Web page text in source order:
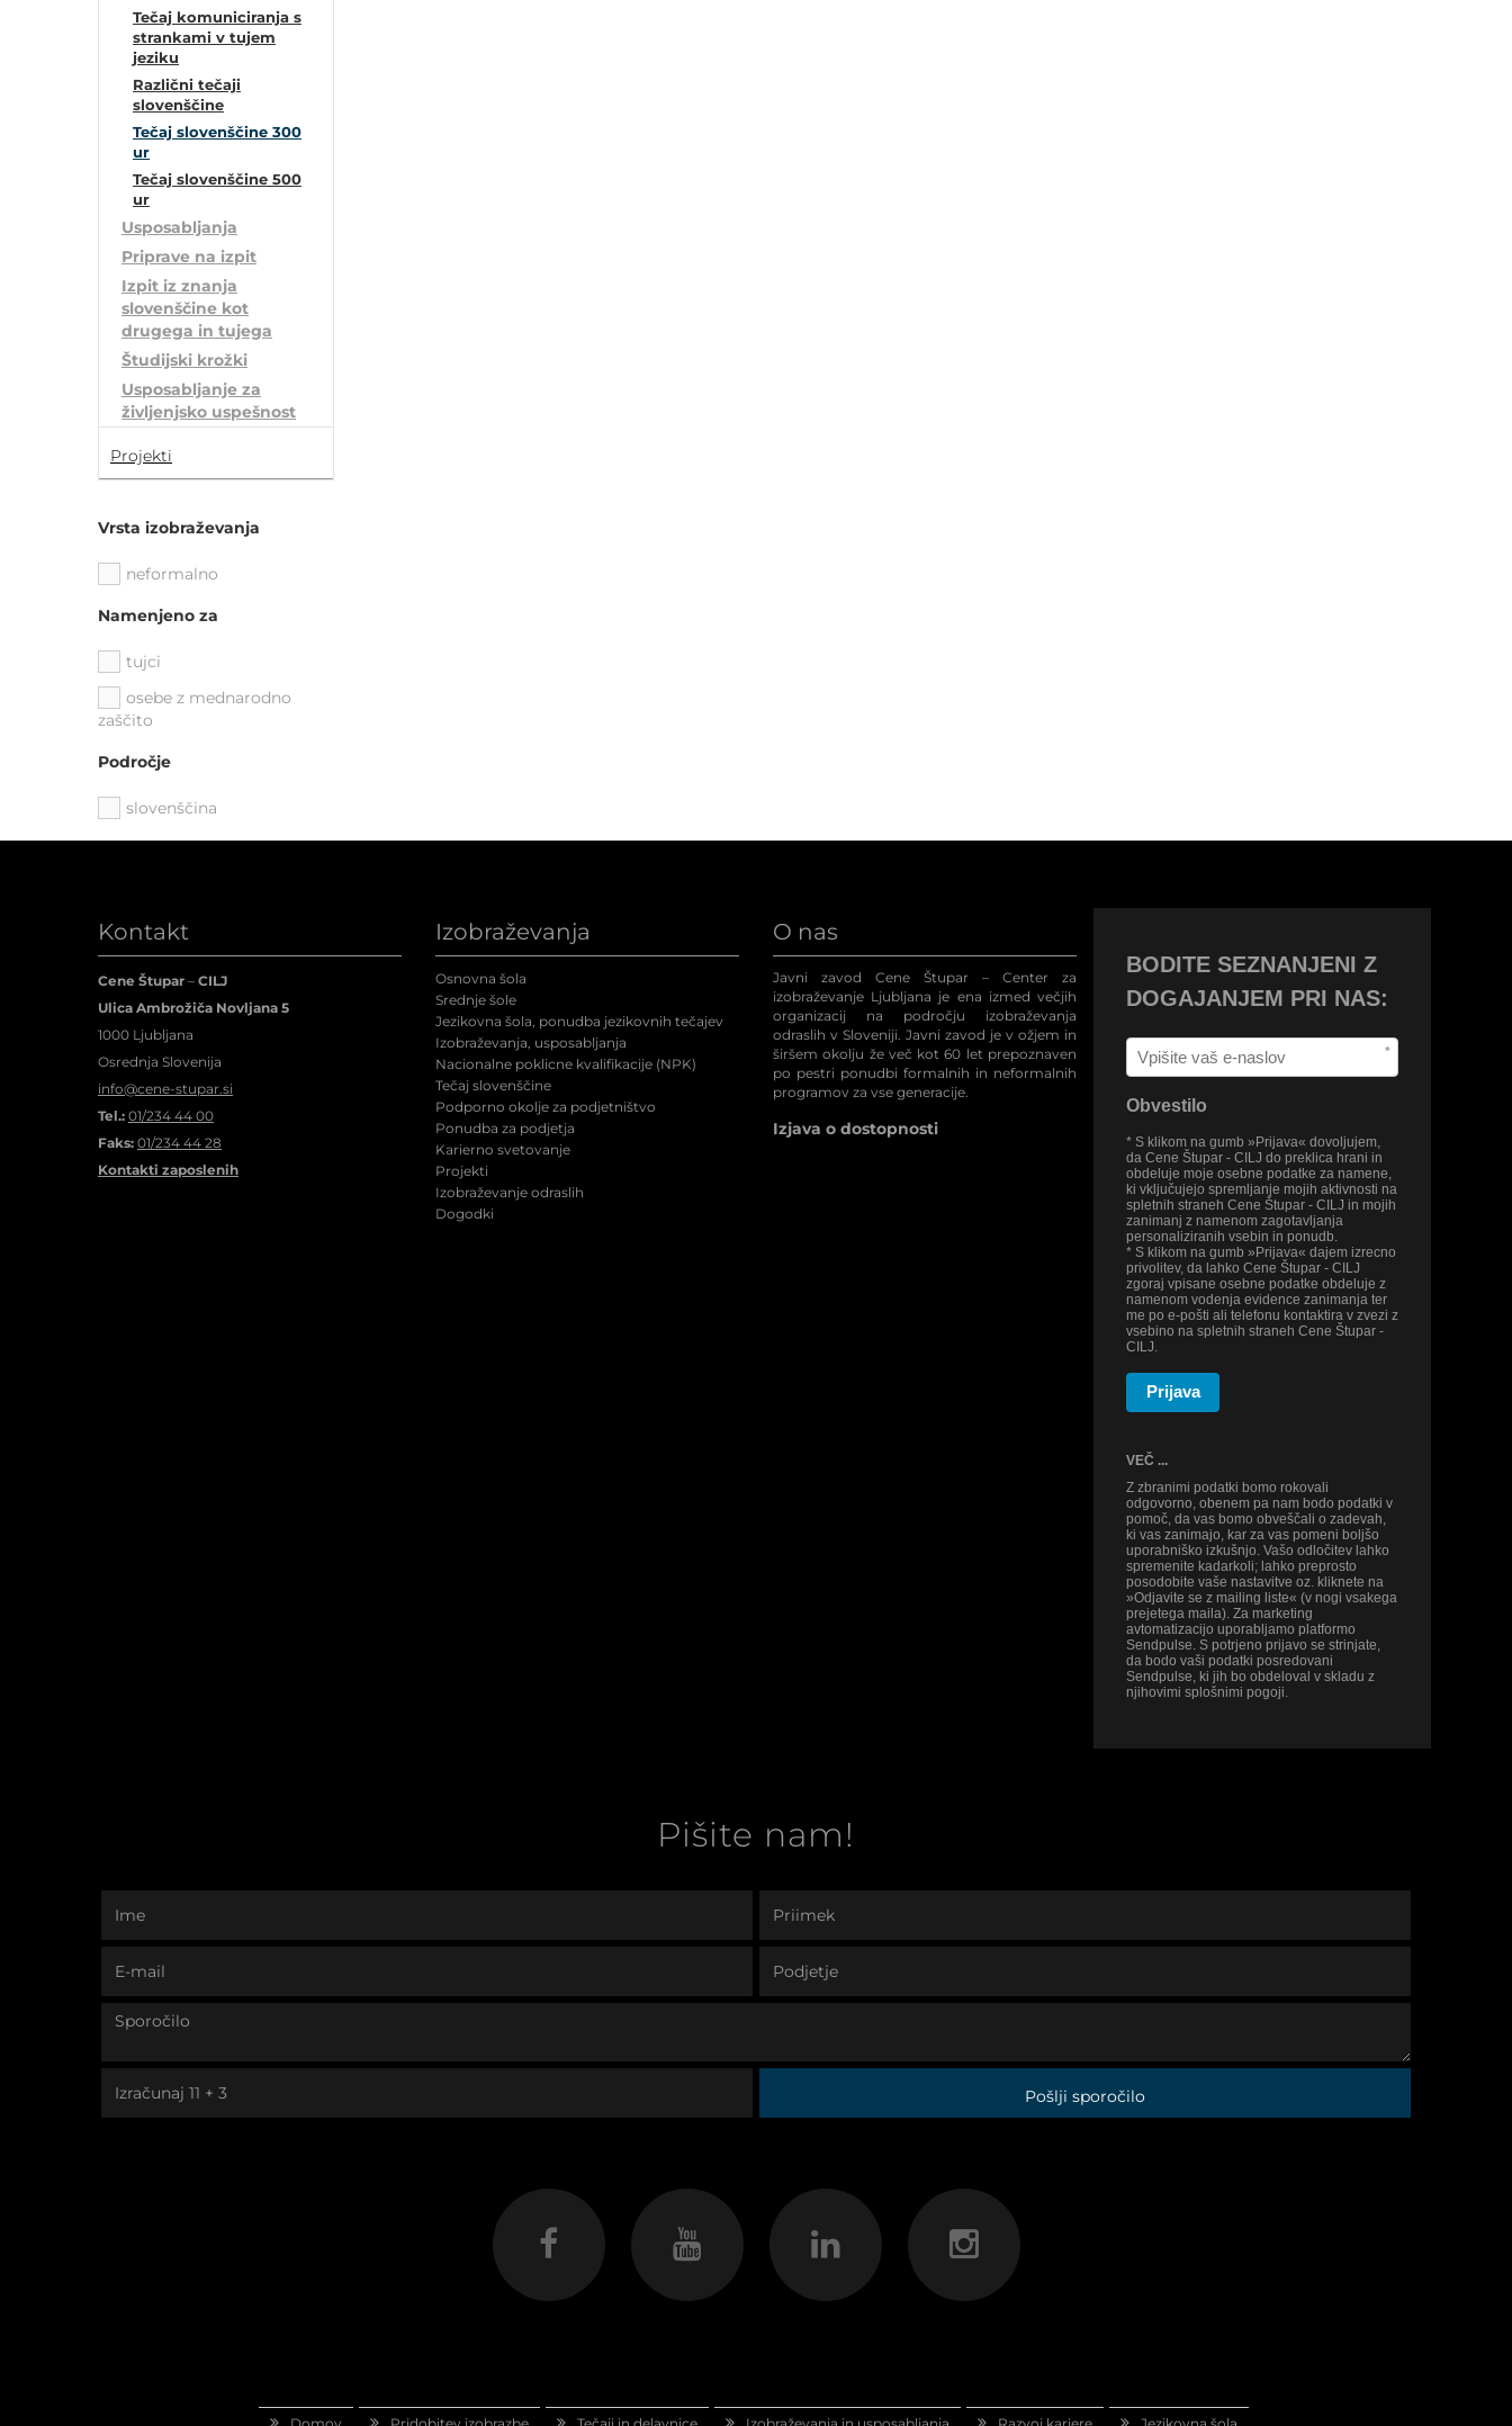
Tečaj komuniciranja s
strankami v tujem
jeziku
Različni tečaji
slovenščine
Tečaj slovenščine 300
ur
Tečaj slovenščine 500
ur
Usposabljanja
Priprave na izpit
Izpit iz znanja
slovenščine kot
drugega in tujega
Študijski krožki
Usposabljanje za
življenjsko uspešnost
Projekti
Vrsta izobraževanja
neformalno
Namenjeno za
tujci
osebe z mednarodno
zaščito
Področje
slovenščina
Kontakt
Cene Štupar – CILJ
Ulica Ambrožiča Novljana 5
1000 Ljubljana
Osrednja Slovenija
info@cene-stupar.si
Tel.: 01/234 44 00
Faks: 01/234 44 28
Kontakti zaposlenih
Izobraževanja
Osnovna šola
Srednje šole
Jezikovna šola, ponudba jezikovnih tečajev
Izobraževanja, usposabljanja
Nacionalne poklicne kvalifikacije (NPK)
Tečaj slovenščine
Podporno okolje za podjetništvo
Ponudba za podjetja
Karierno svetovanje
Projekti
Izobraževanje odraslih
Dogodki
O nas
Javni zavod Cene Štupar – Center za
izobraževanje Ljubljana je ena izmed večjih
organizacij na področju izobraževanja
odraslih v Sloveniji. Javni zavod je v ožjem in
širšem okolju že več kot 60 let prepoznaven
po pestri ponudbi formalnih in neformalnih
programov za vse generacije.
Izjava o dostopnosti
BODITE SEZNANJENI Z
DOGAJANJEM PRI NAS:
*
Obvestilo
* S klikom na gumb »Prijava« dovoljujem,
da Cene Štupar - CILJ do preklica hrani in
obdeluje moje osebne podatke za namene,
ki vključujejo spremljanje mojih aktivnosti na
spletnih straneh Cene Štupar - CILJ in mojih
zanimanj z namenom zagotavljanja
personaliziranih vsebin in ponudb.
* S klikom na gumb »Prijava« dajem izrecno
privolitev, da lahko Cene Štupar - CILJ
zgoraj vpisane osebne podatke obdeluje z
namenom vodenja evidence zanimanja ter
me po e-pošti ali telefonu kontaktira v zvezi z
vsebino na spletnih straneh Cene Štupar -
CILJ.
Prijava
VEČ ...
Z zbranimi podatki bomo rokovali
odgovorno, obenem pa nam bodo podatki v
pomoč, da vas bomo obveščali o zadevah,
ki vas zanimajo, kar za vas pomeni boljšo
uporabniško izkušnjo. Vašo odločitev lahko
spremenite kadarkoli; lahko preprosto
posodobite vaše nastavitve oz. kliknete na
»Odjavite se z mailing liste« (v nogi vsakega
prejetega maila). Za marketing
avtomatizacijo uporabljamo platformo
Sendpulse. S potrjeno prijavo se strinjate,
da bodo vaši podatki posredovani
Sendpulse, ki jih bo obdeloval v skladu z
njihovimi splošnimi pogoji.
Pišite nam!
Pošlji sporočilo